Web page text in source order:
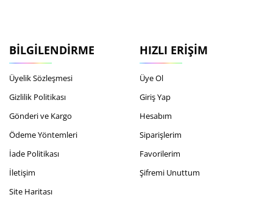
BILGILENDIRME
Üyelik Sözleşmesi
Gizlilik Politikası
Gönderi ve Kargo
Ödeme Yöntemleri
İade Politikası
İletişim
Site Haritası
HIZLI ERIŞIM
Üye Ol
Giriş Yap
Hesabım
Siparişlerim
Favorilerim
Şifremi Unuttum